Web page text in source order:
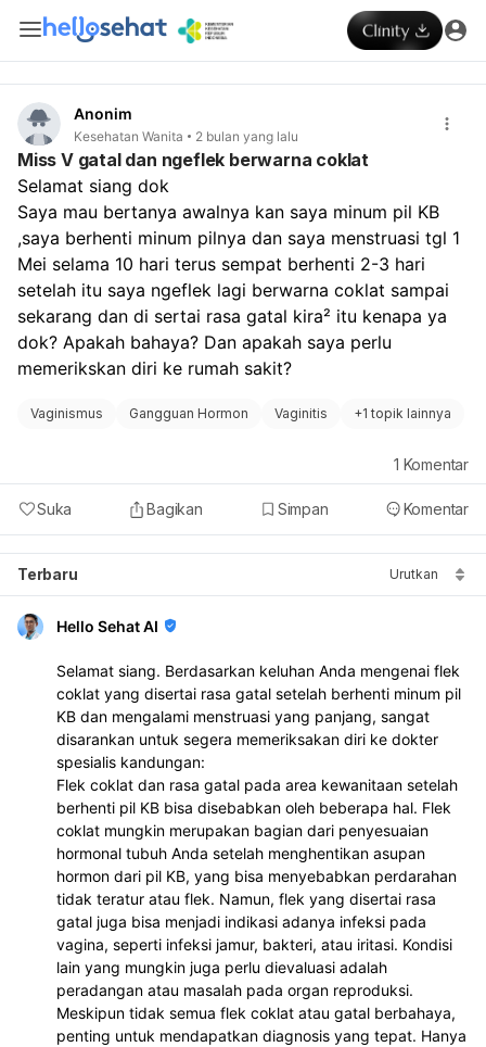
Anonim
Kesehatan Wanita 2 bulan yang lalu
Miss V gatal dan ngeflek berwarna coklat
Selamat siang dok
Saya mau bertanya awalnya kan saya minum pil KB
,saya berhenti minum pilnya dan saya menstruasi tgl 1
Mei selama 10 hari terus sempat berhenti 2-3 hari
setelah itu saya ngeflek lagi berwarna coklat sampai
sekarang dan di sertai rasa gatal kira² itu kenapa ya
dok? Apakah bahaya? Dan apakah saya perlu
memerikskan diri ke rumah sakit?
Vaginismus Gangguan Hormon Vaginitis +1 topik lainnya
Suka Bagikan Simpan Komentar
1 Komentar
Terbaru Urutkan
Hello Sehat AI
Selamat siang. Berdasarkan keluhan Anda mengenai flek
coklat yang disertai rasa gatal setelah berhenti minum pil
KB dan mengalami menstruasi yang panjang, sangat
disarankan untuk segera memeriksakan diri ke dokter
spesialis kandungan:
Flek coklat dan rasa gatal pada area kewanitaan setelah
berhenti pil KB bisa disebabkan oleh beberapa hal. Flek
coklat mungkin merupakan bagian dari penyesuaian
hormonal tubuh Anda setelah menghentikan asupan
hormon dari pil KB, yang bisa menyebabkan perdarahan
tidak teratur atau flek. Namun, flek yang disertai rasa
gatal juga bisa menjadi indikasi adanya infeksi pada
vagina, seperti infeksi jamur, bakteri, atau iritasi. Kondisi
lain yang mungkin juga perlu dievaluasi adalah
peradangan atau masalah pada organ reproduksi.
Meskipun tidak semua flek coklat atau gatal berbahaya,
penting untuk mendapatkan diagnosis yang tepat. Hanya